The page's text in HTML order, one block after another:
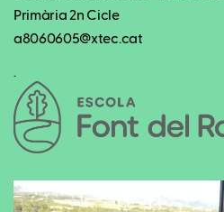
Primària 2n Cicle
a8060605@xtec.cat
.